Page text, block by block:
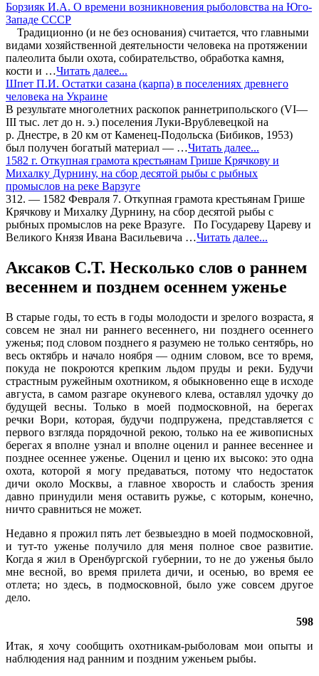
Борзияк И.А. О времени возникновения рыболовства на Юго-
Западе СССР
Традиционно (и не без основания) считается, что главными
видами хозяйственной деятельности человека на протяжении
палеолита были охота, собирательство, обработка камня,
кости и …Читать далее...
Шпет П.И. Остатки сазана (карпа) в поселениях древнего
человека на Украине
В результате многолетних раскопок раннетрипольского (VI—
III тыс. лет до н. э.) поселения Луки-Врублевецкой на
р. Днестре, в 20 км от Каменец-Подольска (Бибиков, 1953)
был получен богатый материал — …Читать далее...
1582 г. Откупная грамота крестьянам Грише Крячкову и
Михалку Дурнину, на сбор десятой рыбы с рыбных
промыслов на реке Варзуге
312. — 1582 Февраля 7. Откупная грамота крестьянам Грише
Крячкову и Михалку Дурнину, на сбор десятой рыбы с
рыбных промыслов на реке Вразуге. По Государеву Цареву и
Великого Князя Ивана Васильевича …Читать далее...
Аксаков С.Т. Несколько слов о раннем
весеннем и позднем осеннем уженье
В старые годы, то есть в годы молодости и зрелого возраста, я
совсем не знал ни раннего весеннего, ни позднего осеннего
уженья; под словом позднего я разумею не только сентябрь, но
весь октябрь и начало ноября — одним словом, все то время,
покуда не покроются крепким льдом пруды и реки. Будучи
страстным ружейным охотником, я обыкновенно еще в исходе
августа, в самом разгаре окуневого клева, оставлял удочку до
будущей весны. Только в моей подмосковной, на берегах
речки Вори, которая, будучи подпружена, представляется с
первого взгляда порядочной рекою, только на ее живописных
берегах я вполне узнал и вполне оценил и раннее весеннее и
позднее осеннее уженье. Оценил и ценю их высоко: это одна
охота, которой я могу предаваться, потому что недостаток
дичи около Москвы, а главное хворость и слабость зрения
давно принудили меня оставить ружье, с которым, конечно,
ничто сравниться не может.
Недавно я прожил пять лет безвыездно в моей подмосковной,
и тут-то уженье получило для меня полное свое развитие.
Когда я жил в Оренбургской губернии, то не до уженья было
мне весной, во время прилета дичи, и осенью, во время ее
отлета; но здесь, в подмосковной, было уже совсем другое
дело.
598
Итак, я хочу сообщить охотникам-рыболовам мои опыты и
наблюдения над ранним и поздним уженьем рыбы.